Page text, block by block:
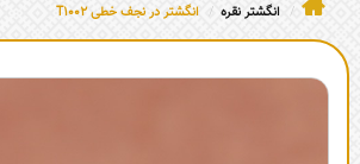
انگشتر نقره انگشتر در نجف خطی T1002